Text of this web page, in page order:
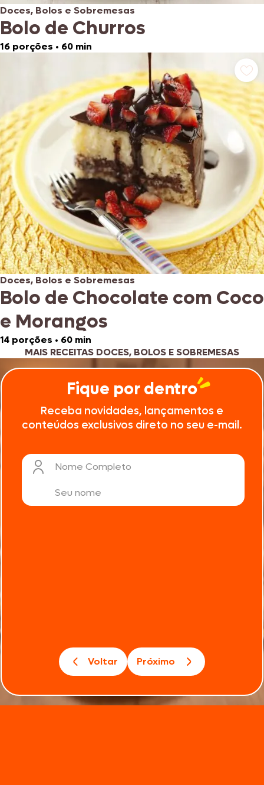
Doces, Bolos e Sobremesas
Bolo de Churros
16 porções • 60 min
Doces, Bolos e Sobremesas
Bolo de Chocolate com Coco
e Morangos
14 porções • 60 min
MAIS RECEITAS DOCES, BOLOS E SOBREMESAS
Fique por dentro
Receba novidades, lançamentos e
conteúdos exclusivos direto no seu e-mail.
Nome Completo
Voltar Próximo